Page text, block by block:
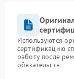
Используются
сертификацию
работу после
обязательств